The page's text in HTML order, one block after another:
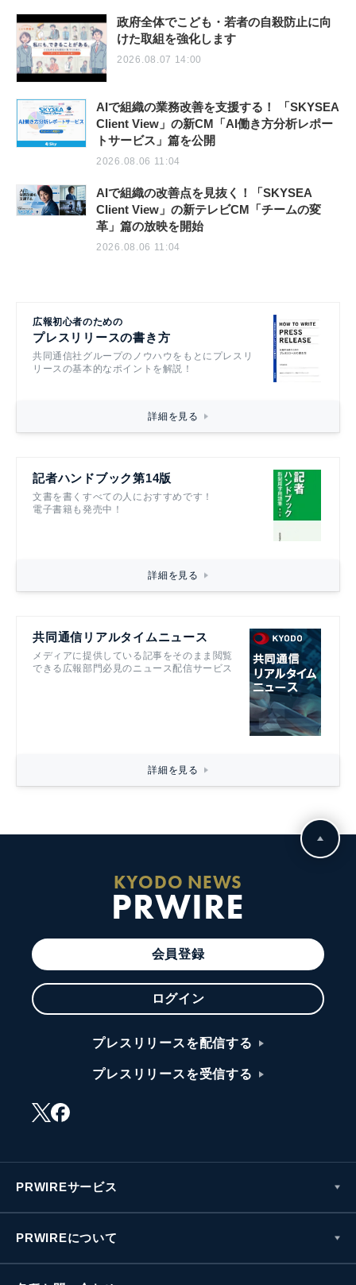
政府全体でこども・若者の自殺防止に向
けた取組を強化します
2026.08.07 14:00
AIで組織の業務改善を支援する！ 「SKYSEA
Client View」の新CM「AI働き方分析レポー
トサービス」篇を公開
2026.08.06 11:04
AIで組織の改善点を見抜く！「SKYSEA
Client View」の新テレビCM「チームの変
革」篇の放映を開始
2026.08.06 11:04
広報初心者のための
プレスリリースの書き方
共同通信社グループのノウハウをもとにプレスリ
リースの基本的なポイントを解説！
詳細を見る
記者ハンドブック第14版
文書を書くすべての人におすすめです！
電子書籍も発売中！
詳細を見る
共同通信リアルタイムニュース
メディアに提供している記事をそのまま閲覧
できる広報部門必見のニュース配信サービス
詳細を見る
KYODO NEWS
PRWIRE
会員登録
ログイン
プレスリリースを配信する
プレスリリースを受信する
PRWIREサービス
PRWIREについて